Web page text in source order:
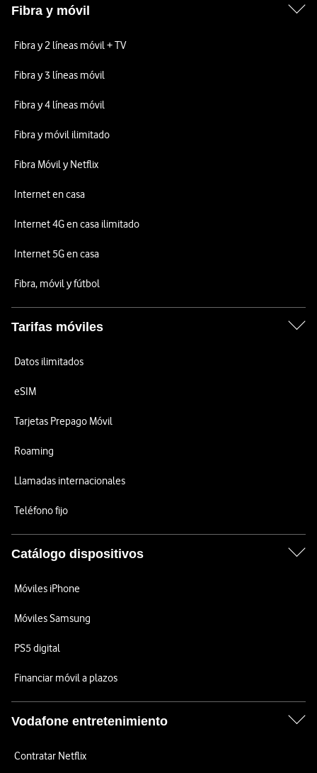
Fibra y móvil
Fibra y 2 líneas móvil + TV
Fibra y 3 líneas móvil
Fibra y 4 líneas móvil
Fibra y móvil ilimitado
Fibra Móvil y Netflix
Internet en casa
Internet 4G en casa ilimitado
Internet 5G en casa
Fibra, móvil y fútbol
Tarifas móviles
Datos ilimitados
eSIM
Tarjetas Prepago Móvil
Roaming
Llamadas internacionales
Teléfono fijo
Catálogo dispositivos
Móviles iPhone
Móviles Samsung
PS5 digital
Financiar móvil a plazos
Vodafone entretenimiento
Contratar Netflix